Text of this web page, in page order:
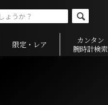
限定・レア
カンタン
腕時計検索